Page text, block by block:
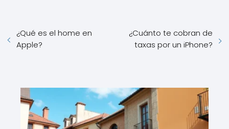
¿Qué es el home en
Apple?
¿Cuánto te cobran de
taxas por un iPhone?